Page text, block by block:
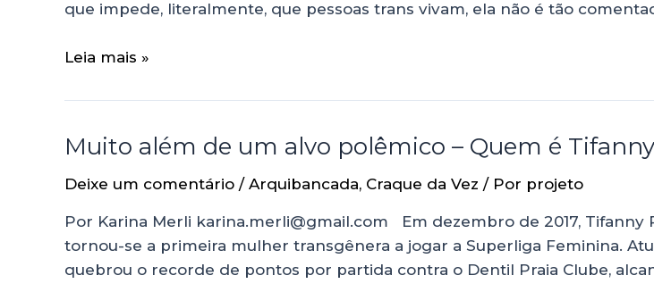
que impede, literalmente, que pessoas trans vivam, ela não é tão
Leia mais »
Muito além de um alvo polêmico – Quem é Tifanny
Deixe um comentário / Arquibancada, Craque da Vez / Por projeto
Por Karina Merli karina.merli@gmail.com Em dezembro de 2017,
tornou-se a primeira mulher transgênera a jogar a Superliga Feminina.
quebrou o recorde de pontos por partida contra o Dentil Praia Clube,